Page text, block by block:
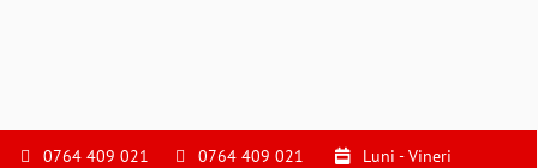
S
pentru0764 409 021 0764 409 021
Luni - Vineri